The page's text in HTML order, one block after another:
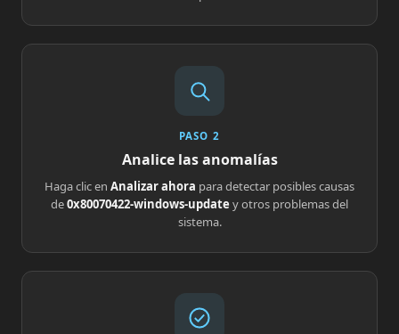
PASO 2
Analice las anomalías
Haga clic en Analizar ahora para detectar posibles causas
de0x80070422-windows-update y otros problemas del
sistema.